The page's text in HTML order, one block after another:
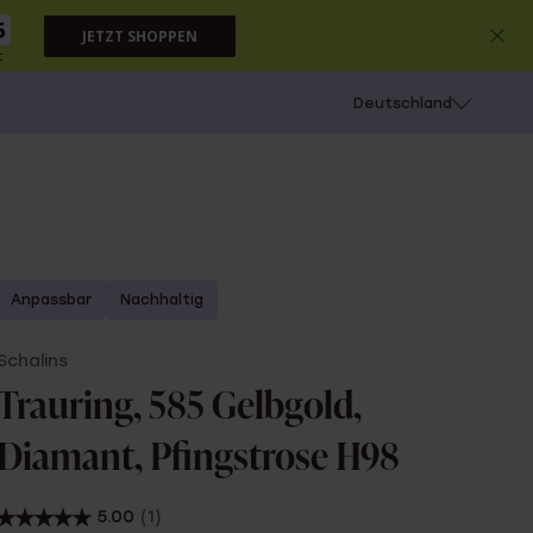
JETZT SHOPPEN
Deutschland
Anpassbar Nachhaltig
585 Gelbgold,
Diamant, Pfingstrose H98
5.00 (1)